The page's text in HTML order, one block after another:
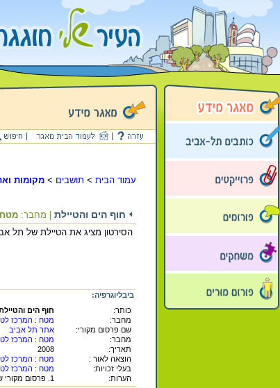
עמוד הבית > תושבים > מקומות
חוף הים והטיילת | מחבר: מטח
הסירטון מציג את הטיילת של תל
ביבליוגרפיה:
כותר:
חוף הים
מחבר:
מטח : המרכז
שם פרסום מקורי:
אתר תל אביב
מחבר:
מטח : המרכז
תאריך:
2008
הוצאה לאור :
מטח : המרכז
בעלי זכויות:
מטח : המרכז
הערות:
1. פרסום מקורי שנכתב עבור אתר תל אביב חוגגת 100 או שראה אור באתר תל אביב חוגגת 100.